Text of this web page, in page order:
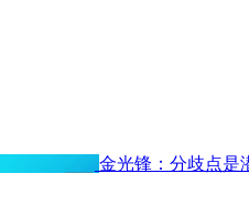
金光锋：分歧点是